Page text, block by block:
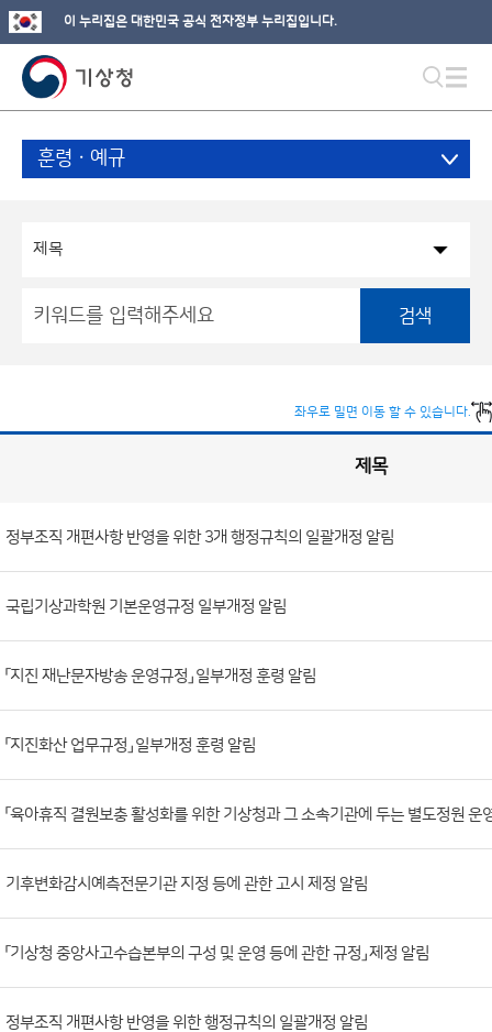
이 누리집은 대한민국 공식 전자정부 누리집입니다.
훈령ㆍ예규
검색
좌우로 밀면 이동 할 수 있습니다.
목
록
제
목,
등
부
부
파
일,
록
제목
정부조직 개편사항 반영을 위한 3개 행정규칙의 일괄개정 알림
국립기상과학원 기본운영규정 일부개정 알림
「지진 재난문자방송 운영규정」 일부개정 훈령 알림
「지진화산 업무규정」 일부개정 훈령 알림
「육아휴직 결원보충 활성화를 위한 기상청과 그 소속기관에 두는 별도정원 운
기후변화감시예측전문기관 지정 등에 관한 고시 제정 알림
「기상청 중앙사고수습본부의 구성 및 운영 등에 관한 규정」 제정 알림
정부조직 개편사항 반영을 위한 행정규칙의 일괄개정 알림